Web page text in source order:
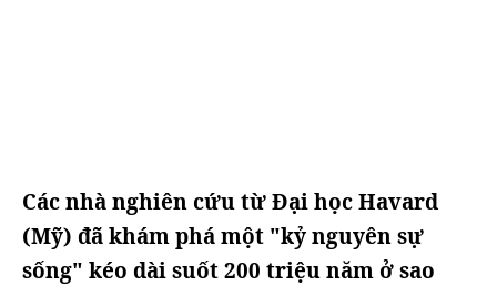
Các nhà nghiên cứu từ Đại học Havard
(Mỹ) đã khám phá một "kỷ nguyên sự
sống" kéo dài suốt 200 triệu năm ở sao